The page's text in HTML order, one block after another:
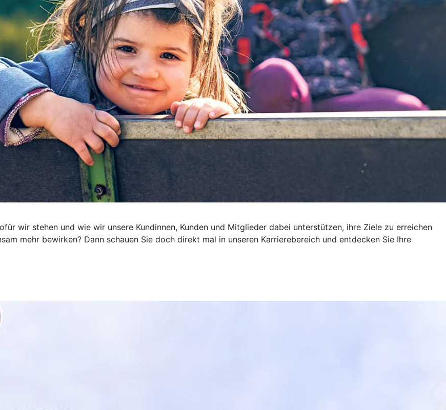
wir stehen und wie wir unsere Kundinnen, Kunden und Mitglieder dabei unterstützen, ihre Ziele zu erreichen
mehr bewirken? Dann schauen Sie doch direkt mal in unseren Karrierebereich und entdecken Sie Ihre